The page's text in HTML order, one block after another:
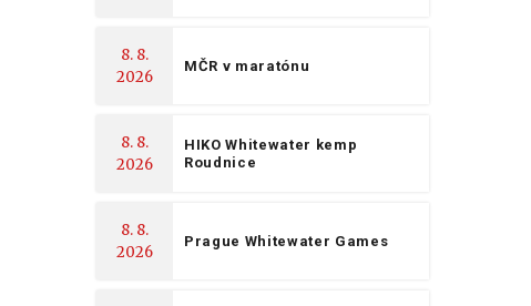
8. 8.
2026
MČR v maratónu
8. 8.
2026
HIKO Whitewater kemp
Roudnice
8. 8.
2026
Prague Whitewater Games